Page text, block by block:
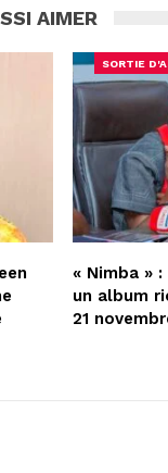
AIMER
SORTIE
« Nimba »
un album
21